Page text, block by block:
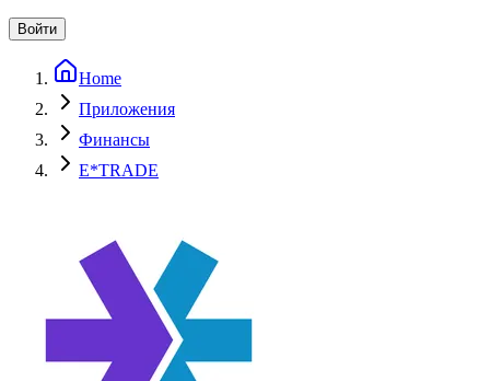
Войти
Home
Приложения
Финансы
E*TRADE